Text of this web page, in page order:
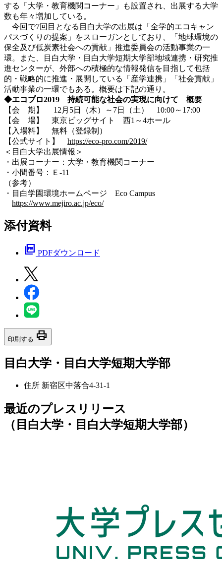
する「大学・教育機関コーナー」も設置され、出展する大学
数も年々増加している。
今回で7回目となる目白大学の出展は「全学的エコキャン
パスづくりの提案」をスローガンとしており、「地球環境の
保全及び低炭素社会への貢献」推進委員会の活動事業の一
環。また、目白大学・目白大学短期大学部地域連携・研究推
進センターが、外部への積極的な情報発信を目指して包括
的・戦略的に推進・展開している「産学連携」「社会貢献」
活動事業の一環でもある。概要は下記の通り。
◆エコプロ2019 持続可能な社会の実現に向けて 概要
【会 期】 12月5日（木）～7日（土） 10:00～17:00
【会 場】 東京ビッグサイト 西1～4ホール
【入場料】 無料（登録制）
【公式サイト】 https://eco-pro.com/2019/
＜目白大学出展情報＞
・出展コーナー：大学・教育機関コーナー
・小間番号：Ｅ-11
（参考）
・目白学園環境ホームページ Eco Campus
https://www.mejiro.ac.jp/eco/
添付資料
picture_as_pdf PDFダウンロード
印刷する print
目白大学・目白大学短期大学部
住所 新宿区中落合4-31-1
最近のプレスリリース
（目白大学・目白大学短期大学部）